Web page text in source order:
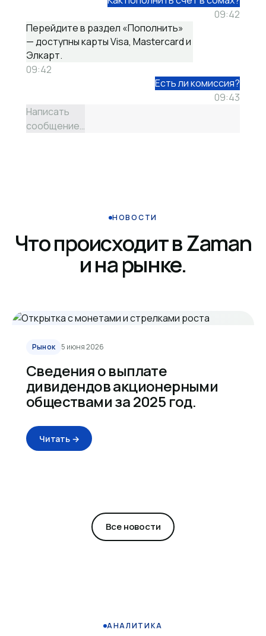
09:42
Перейдите в раздел «Пополнить»
— доступны карты Visa, Mastercard и
Элкарт.
09:42
Есть ли комиссия?
09:43
Написать
сообщение…
НОВОСТИ
Что происходит в Zaman
и на рынке.
Рынок 5 июня 2026
Сведения о выплате
дивидендов акционерными
обществами за 2025 год.
Читать →
Все новости
АНАЛИТИКА